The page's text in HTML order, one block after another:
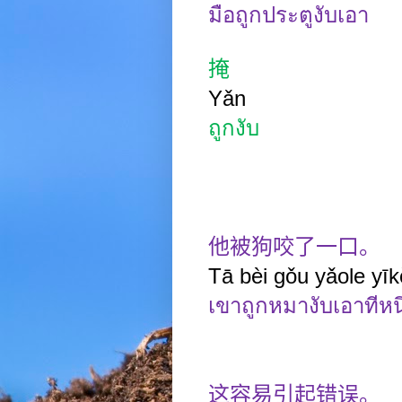
มือถูกประตูงับเอา
掩
Yǎn
ถูกงับ
他被狗咬了一口。
Tā bèi gǒu yǎole
เขาถูกหมางับเอาทีห
这容易引起错误。